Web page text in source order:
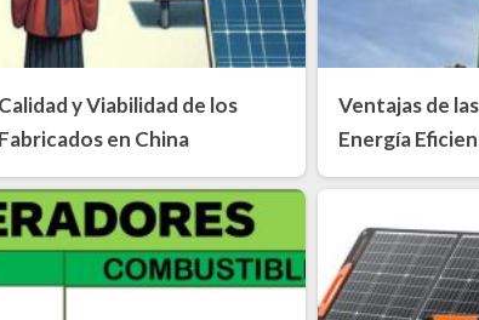
y Viabilidad de los
en China
Ventajas de
Energía